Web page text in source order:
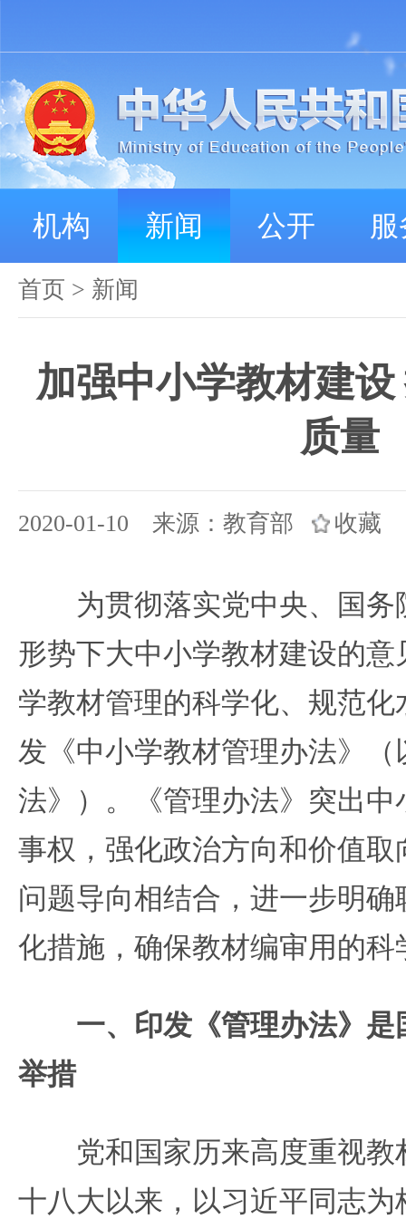
机构 新闻 公开
首页 > 新闻
加强中小学教材建
质量
2020-01-10 来源：教育部 收藏
为贯彻落实党中央、国务
形势下大中小学教材建设的
学教材管理的科学化、规范
发《中小学教材管理办法》
法》）。《管理办法》突出
事权，强化政治方向和价值
问题导向相结合，进一步明
化措施，确保教材编审用的科
一、印发《管理办法》
举措
党和国家历来高度重视教
十八大以来，以习近平同志